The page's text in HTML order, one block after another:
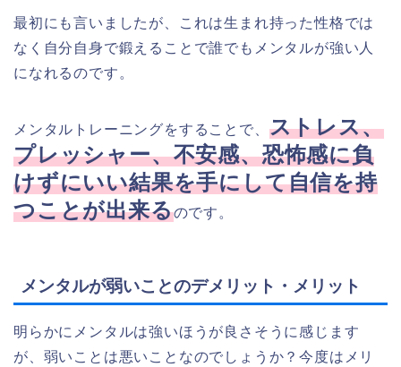
最初にも言いましたが、これは生まれ持った性格では
なく自分自身で鍛えることで誰でもメンタルが強い人
になれるのです。
メンタルトレーニングをすることで、 ストレス、
プレッシャー、不安感、恐怖感に負
けずにいい結果を手にして自信を持
つことが出来るのです。
メンタルが弱いことのデメリット・メリット
明らかにメンタルは強いほうが良さそうに感じます
が、弱いことは悪いことなのでしょうか？今度はメリ